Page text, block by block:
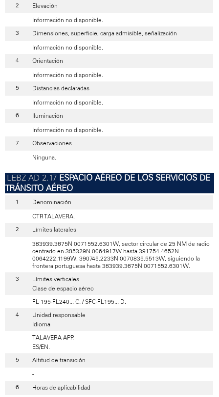
Elevación
Información no disponible.
Dimensiones, superficie, carga admisible, señalización
Información no disponible.
Orientación
Información no disponible.
Distancias declaradas
Información no disponible.
Iluminación
Información no disponible.
Observaciones
Ninguna.
ESPACIO AÉREO DE LOS SERVICIOS DE
TRÁNSITO AÉREO
Denominación
CTR TALAVERA.
Límites laterales
383939.3675N 0071552.6301W, sector circular de 25 NM de radio
centrado en 385329N 0064917W hasta 391754.4652N
0064222.1199W, 390745.2233N 0070835.5513W, siguiendo la
frontera portuguesa hasta 383939.3675N 0071552.6301W.
Límites verticales
Clase de espacio aéreo
FL 195-FL240... C. / SFC-FL195... D.
Unidad responsable
Idioma
TALAVERA APP.
ES/EN.
Altitud de transición
-
Horas de aplicabilidad